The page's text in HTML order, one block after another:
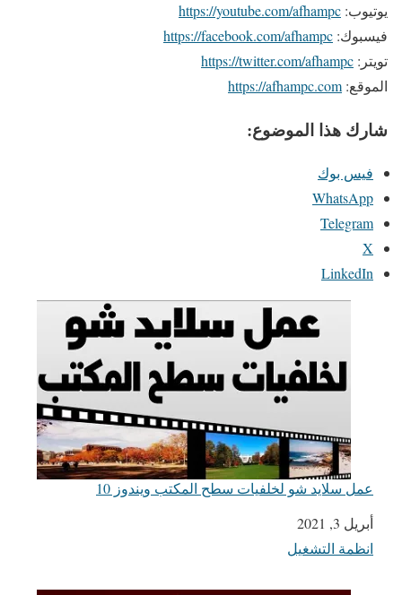
يوتيوب: https://youtube.com/afhampc
فيسبوك: https://facebook.com/afhampc
تويتر: https://twitter.com/afhampc
الموقع: https://afhampc.com
شارك هذا الموضوع:
فيس بوك
WhatsApp
Telegram
X
LinkedIn
عمل سلايد شو لخلفيات سطح المكتب ويندوز 10
التاريخ
أبريل 3, 2021
في ما يتعلق بما يأتي
انظمة التشغيل